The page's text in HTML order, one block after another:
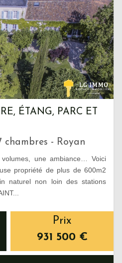
ÉTANG, PARC ET
chambres - Royan
une ambiance… Voici
propriété de plus de 600m2
naturel non loin des stations
Prix
931 500 €